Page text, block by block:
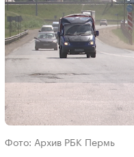
Фото: Архив РБК Пермь